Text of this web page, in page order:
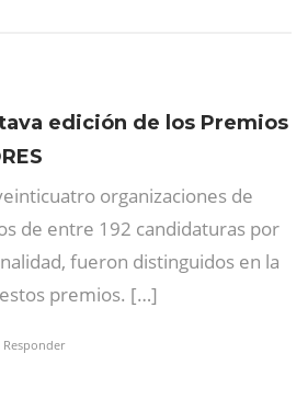
edición de los Premios
organizaciones de
de entre 192 candidaturas por
fueron distinguidos en la
premios. […]
Responder